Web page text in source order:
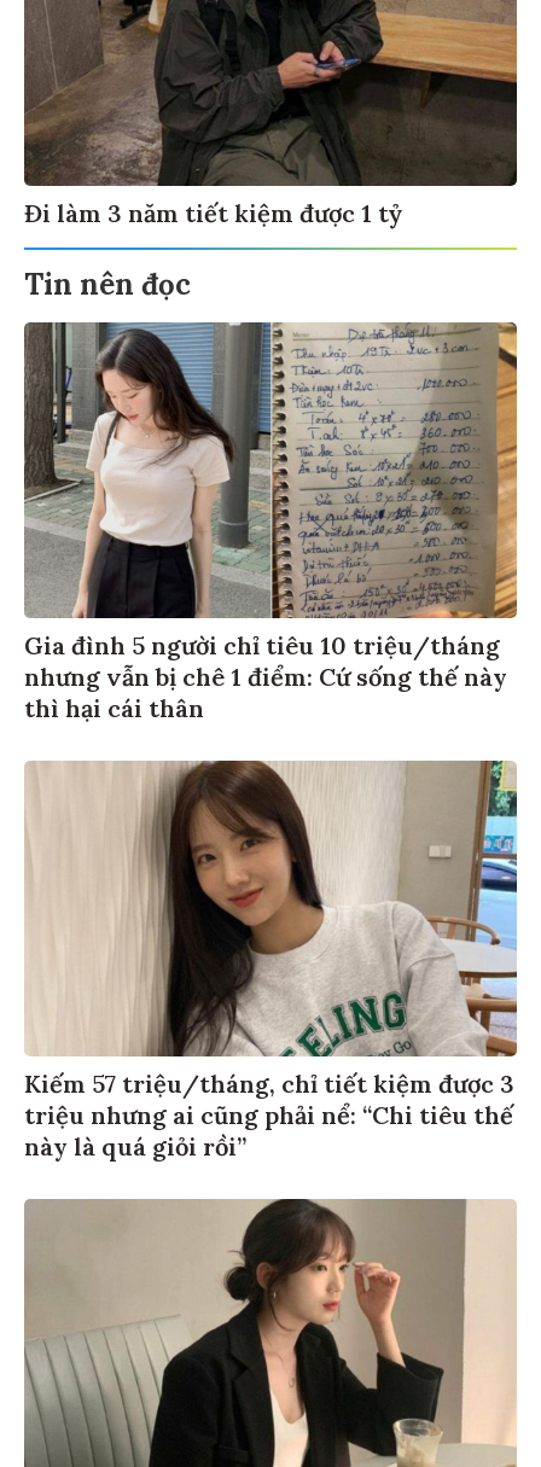
Đi làm 3 năm tiết kiệm được 1 tỷ
Tin nên đọc
Gia đình 5 người chỉ tiêu 10 triệu/tháng
nhưng vẫn bị chê 1 điểm: Cứ sống thế này
thì hại cái thân
Kiếm 57 triệu/tháng, chỉ tiết kiệm được 3
triệu nhưng ai cũng phải nể: “Chi tiêu thế
này là quá giỏi rồi”